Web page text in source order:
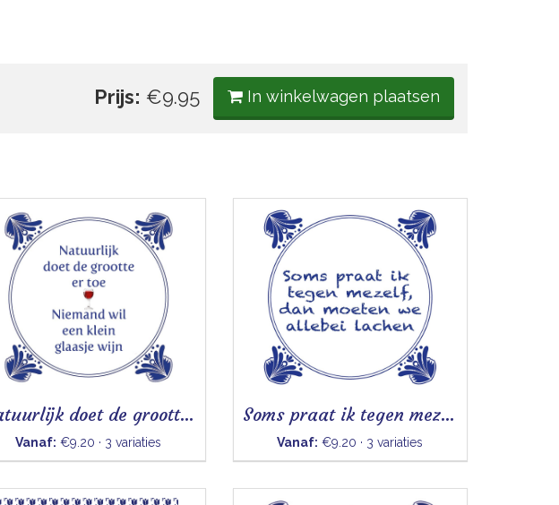
In winkelwagen plaatsen
Prijs: €9.95
Natuurlijk doet de grootte er toe
Vanaf: €9.20 · 3 variaties
Soms praat ik tegen mezelf
Vanaf: €9.20 · 3 variaties